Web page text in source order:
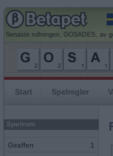
Senaste rullningen, GOSADES, av
Start Spelregler
Spelrum
Giraffen 1